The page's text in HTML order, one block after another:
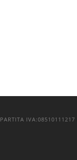
PARTITA IVA:08510111217